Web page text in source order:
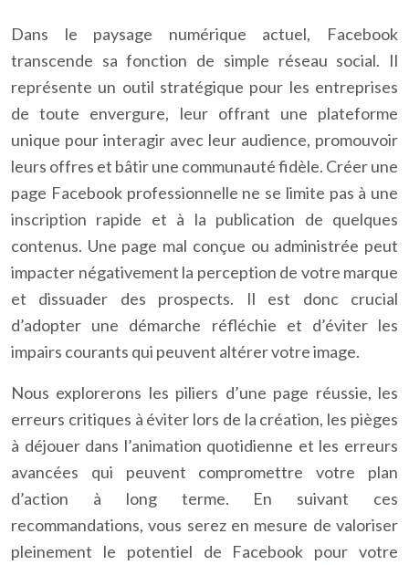
Dans le paysage numérique actuel, Facebook
transcende sa fonction de simple réseau social. Il
représente un outil stratégique pour les entreprises
de toute envergure, leur offrant une plateforme
unique pour interagir avec leur audience, promouvoir
leurs offres et bâtir une communauté fidèle. Créer une
page Facebook professionnelle ne se limite pas à une
inscription rapide et à la publication de quelques
contenus. Une page mal conçue ou administrée peut
impacter négativement la perception de votre marque
et dissuader des prospects. Il est donc crucial
d’adopter une démarche réfléchie et d’éviter les
impairs courants qui peuvent altérer votre image.
Nous explorerons les piliers d’une page réussie, les
erreurs critiques à éviter lors de la création, les pièges
à déjouer dans l’animation quotidienne et les erreurs
avancées qui peuvent compromettre votre plan
d’action à long terme. En suivant ces
recommandations, vous serez en mesure de valoriser
pleinement le potentiel de Facebook pour votre